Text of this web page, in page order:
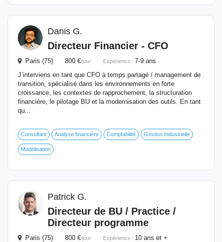
Danis G.
Directeur Financier - CFO
Paris (75) 800 €/jour Expérience : 7-9 ans
J’interviens en tant que CFO à temps partagé / management de
transition, spécialisé dans les environnements en forte
croissance, les contextes de rapprochement, la structuration
financière, le pilotage BU et la modernisation des outils. En tant
qu...
Consultant Analyse financière Comptabilité Gestion Industrielle
Modélisation
Patrick G.
Directeur de BU / Practice /
Directeur programme
Paris (75) 800 €/jour Expérience : 10 ans et +